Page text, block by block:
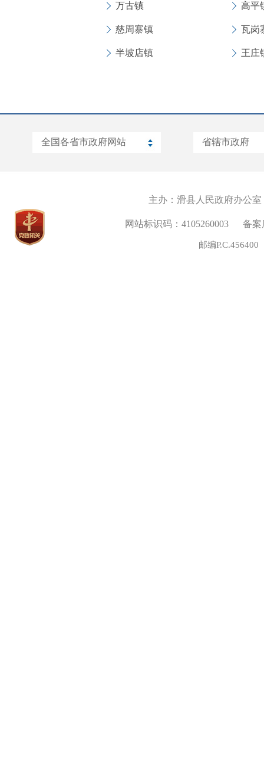
万古镇 高平
慈周寨镇 瓦岗
半坡店镇 王庄
主办：滑县人民政府办公室
网站标识码：4105260003 备案
邮编